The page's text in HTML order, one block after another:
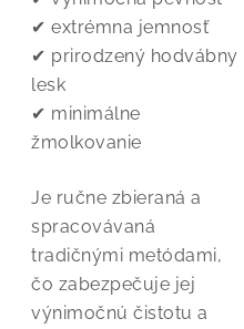
✔ extrémna jemnosť
✔ prirodzený hodvábny
lesk
✔ minimálne
žmolkovanie
Je ručne zbieraná a
spracovávaná
tradičnými metódami,
čo zabezpečuje jej
výnimočnú čistotu a